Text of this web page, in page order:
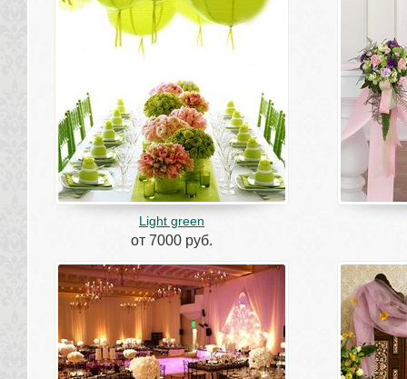
Light green
от 7000 руб.